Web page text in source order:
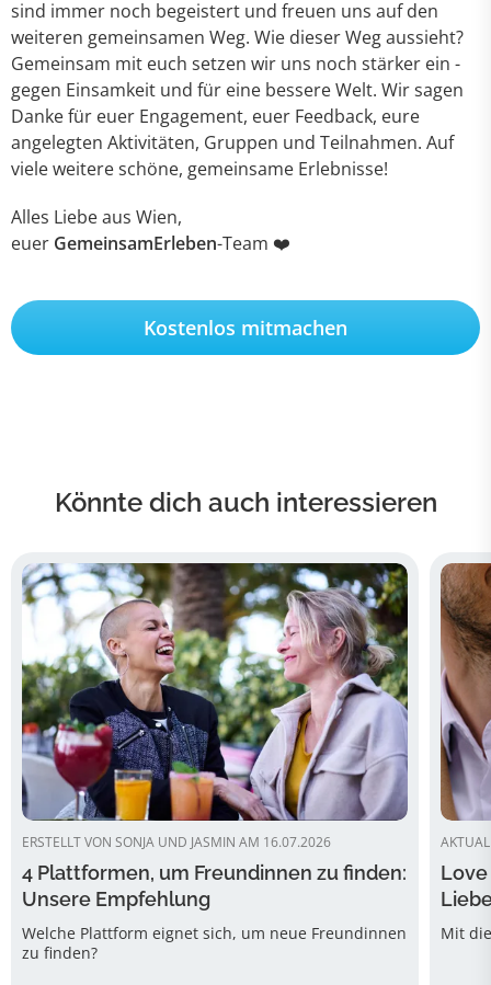
sind immer noch begeistert und freuen uns auf den
weiteren gemeinsamen Weg. Wie dieser Weg aussieht?
Gemeinsam mit euch setzen wir uns noch stärker ein -
gegen Einsamkeit und für eine bessere Welt. Wir sagen
Danke für euer Engagement, euer Feedback, eure
angelegten Aktivitäten, Gruppen und Teilnahmen. Auf
viele weitere schöne, gemeinsame Erlebnisse!
Alles Liebe aus Wien,
euer GemeinsamErleben-Team ❤️
Kostenlos mitmachen
Könnte dich auch interessieren
ERSTELLT VON SONJA UND JASMIN AM 16.07.2026
4 Plattformen, um Freundinnen zu finden:
Unsere Empfehlung
Welche Plattform eignet sich, um neue Freundinnen
zu finden?
Mit